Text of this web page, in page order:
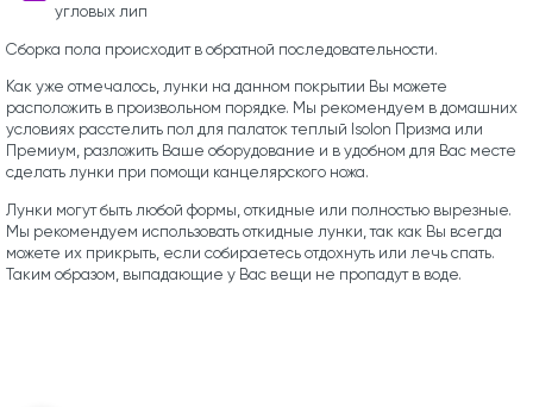
угловых лип
Сборка пола происходит в обратной последовательности.
Как уже отмечалось, лунки на данном покрытии Вы можете
расположить в произвольном порядке. Мы рекомендуем в домашних
условиях расстелить пол для палаток теплый Isolon Призма или
Премиум, разложить Ваше оборудование и в удобном для Вас месте
сделать лунки при помощи канцелярского ножа.
Лунки могут быть любой формы, откидные или полностью вырезные.
Мы рекомендуем использовать откидные лунки, так как Вы всегда
можете их прикрыть, если собираетесь отдохнуть или лечь спать.
Таким образом, выпадающие у Вас вещи не пропадут в воде.